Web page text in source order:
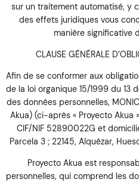
sur un traitement automatisé, y
des effets juridiques vous
manière significative
CLAUSE GÉNÉRALE
Afin de se conformer aux
de la loi organique 15/1999 du 13
des données personnelles,
Akua) (ci-après « Proyecto Akua
CIF/NIF 52890022G et
Parcela 3 ; 22145, Alquézar,
Proyecto Akua est
personnelles, qui comprend les